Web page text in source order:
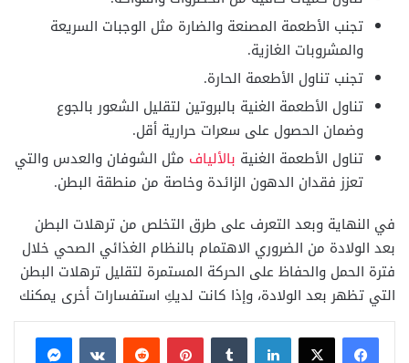
تجنب الأطعمة المصنعة والضارة مثل الوجبات السريعة
والمشروبات الغازية.
تجنب تناول الأطعمة الحارة.
تناول الأطعمة الغنية بالبروتين لتقليل الشعور بالجوع
وضمان الحصول على سعرات حرارية أقل.
تناول الأطعمة الغنية بالألياف مثل الشوفان والعدس والتي
تعزز فقدان الدهون الزائدة وخاصة من منطقة البطن.
في النهاية وبعد التعرف على طرق التخلص من ترهلات البطن
بعد الولادة من الضروري الاهتمام بالنظام الغذائي الصحي خلال
فترة الحمل والحفاظ على الحركة المستمرة لتقليل ترهلات البطن
التي تظهر بعد الولادة، وإذا كانت لديكِ استفسارات أخرى يمكنك
فيسبوكX لينكدإن بينتيريست
ماسنجر